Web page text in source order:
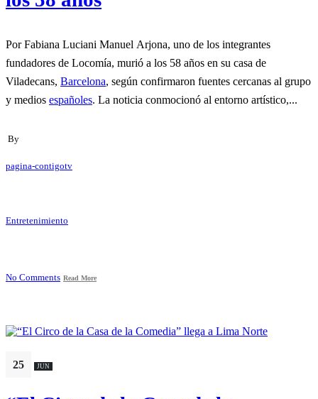
Por Fabiana Luciani Manuel Arjona, uno de los integrantes
fundadores de Locomía, murió a los 58 años en su casa de
Viladecans, Barcelona, según confirmaron fuentes cercanas al grupo
y medios españoles. La noticia conmocionó al entorno artístico,...
By
pagina-contigotv
Entretenimiento
No Comments Read More
25 JUN